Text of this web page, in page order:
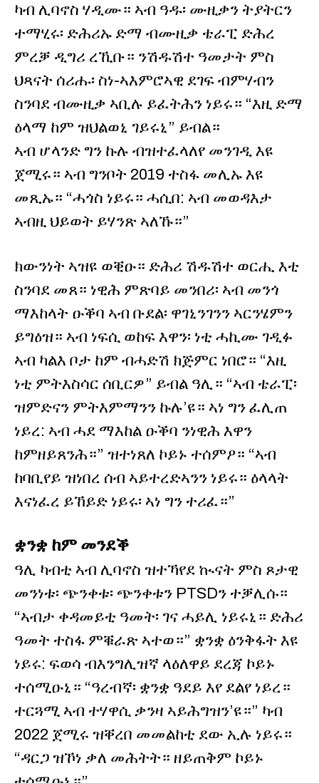
ካብ ሊባኖስ ሃዲሙ። ኣብ ዓዱ፡ ሙዚቃን ትያትርን
ተማሂሩ፡ ድሕሪኡ ድማ ብሙዚቃ ቴራፒ ድሕረ
ምረቓ ዲግሪ ረኺቡ። ንሽዱሽተ ዓመታት ምስ
ህጻናት ሰሪሑ፡ ስነ-ኣእምሮኣዊ ደገፍ ብምሃብን
ስንባደ ብሙዚቃ ኣቢሉ ይፈትሕን ነይሩ። “እዚ ድማ
ዕላማ ከም ዝህልወኒ ገይሩኒ” ይብል።
ኣብ ሆላንድ ግን ኩሉ ብዝተፈላለየ መንገዲ እዩ
ጀሚሩ። ኣብ ግንቦት 2019 ተስፋ መሊኡ እዩ
መጺኡ። “ሓጎስ ነይሩ። ሓሲበ: ኣብ መወዳእታ
ኣብዚ ህይወት ይሃንጽ ኣለኹ።”
ክውንነት ኣዝዩ ወቒዑ። ድሕሪ ሽዱሽተ ወርሒ እቲ
ስንባደ መጸ። ነዊሕ ምጽባይ መንበሪ፡ ኣብ መንጎ
ማእከላት ዑቕባ ኣብ ቡደል፡ ዋገኒንገንን ኣርንሄምን
ይግዕዝ። ኣብ ነፍሲ ወከፍ እዋን፡ ነቲ ሓኪሙ ገዲፉ
ኣብ ካልእ ቦታ ከም ብሓድሽ ክጅምር ነበሮ። “እዚ
ነቲ ምትእስሳር ሰቢርዎ” ይብል ዓሊ። “ኣብ ቴራፒ፡
ዝምድናን ምትእምማንን ኩሉ’ዩ። ኣነ ግን ፈሊጠ
ነይረ: ኣብ ሓደ ማእከል ዑቕባ ንነዊሕ እዋን
ከምዘይጸንሕ።” ዝተነጸለ ኮይኑ ተሰምዖ። “ኣብ
ከባቢየይ ዝነበረ ሰብ ኣይተረድኣንን ነይሩ። ዕላላት
እናነፈረ ይኸይድ ነይሩ፡ ኣነ ግን ተሪፈ።”
ቋንቋ ከም መንደቕ
ዓሊ ካብቲ ኣብ ሊባኖስ ዝተኻየደ ኲናት ምስ ጾታዊ
መንነቱ፡ ጭንቀቱ፡ ጭንቀቱን PTSDን ተቓሊሱ።
“ኣብታ ቀዳመይቲ ዓመት፡ ገና ሓይሊ ነይሩኒ። ድሕሪ
ዓመት ተስፋ ምቑራጽ ኣተወ።” ቋንቋ ዕንቅፋት እዩ
ነይሩ: ፍወሳ ብእንግሊዝኛ ላዕለዋይ ደረጃ ኮይኑ
ተሰሚዑኒ። “ዓረብኛ፡ ቋንቋ ዓደይ እየ ደልየ ነይረ።
ተርጓሚ ኣብ ተሃዋሲ ቃንዛ ኣይሕግዝን’ዩ።” ካብ
2022 ጀሚሩ ዝቐረበ መመልከቲ ደው ኢሉ ነይሩ።
“ዳርጋ ዝኾነ ቃለ መሕትት። ዘይጠቅም ኮይኑ